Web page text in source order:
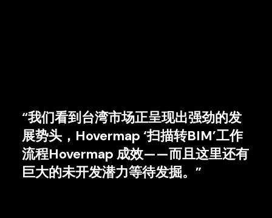
“我们看到台湾市场正呈现出强劲的发
展势头，Hovermap ‘扫描转BIM’工作
流程Hovermap 成效——而且这里还有
巨大的未开发潜力等待发掘。”